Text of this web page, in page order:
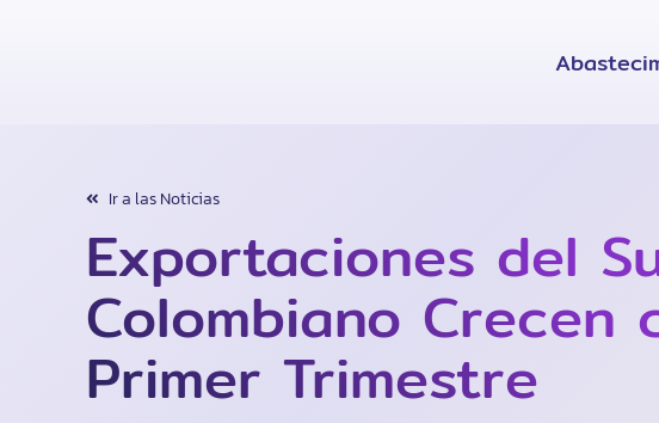
Ir a las Noticias
Exportaciones del
Colombiano Crecen
Primer Trimestre